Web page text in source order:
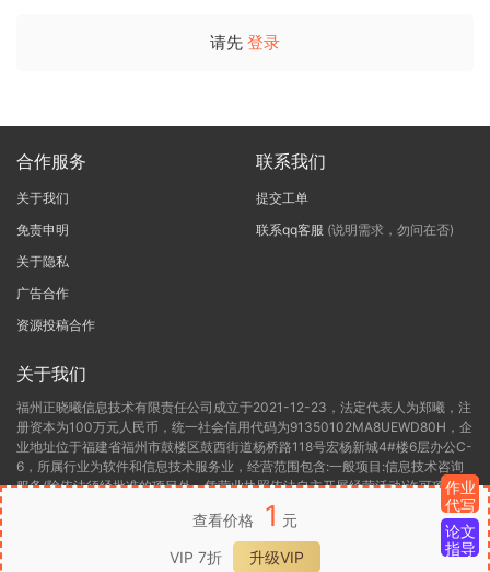
查看价格 1 元
VIP 7折
升级VIP
请先 登录
合作服务
关于我们
免责申明
关于隐私
广告合作
资源投稿合作
联系我们
提交工单
联系qq客服 (说明需求，勿问在否)
关于我们
福州正晓曦信息技术有限责任公司成立于2021-12-23，法定代表人为郑曦，注
册资本为100万元人民币，统一社会信用代码为91350102MA8UEWD80H，企
业地址位于福建省福州市鼓楼区鼓西街道杨桥路118号宏杨新城4#楼6层办公C-
6，所属行业为软件和信息技术服务业，经营范围包含:一般项目:信息技术咨询
服务(除依法须经批准的项目外，凭营业执照依法自主开展经营活动)许可项目:
第二类增值电信业务(依法须经批准的项目，经相关部门批准后方可开展经营活
动，具体经营项目以相关部门批准文件或许可证件为准)。福州正晓曦信息技术
有限责任公司目前的经营状态为存续(在营，开业、在册)。
作业
代写
论文
指导